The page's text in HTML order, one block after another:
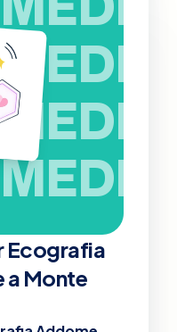
Ecografia
a Monte